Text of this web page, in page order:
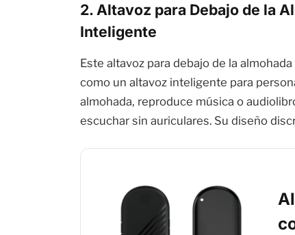
2. Altavoz para Debajo de la
Inteligente
Este altavoz para debajo de la
como un altavoz inteligente para
almohada, reproduce música o
escuchar sin auriculares. Su diseño